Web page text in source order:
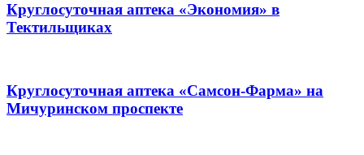
Круглосуточная аптека «Экономия» в
Тектильщиках
Круглосуточная аптека «Самсон-Фарма» на
Мичуринском проспекте